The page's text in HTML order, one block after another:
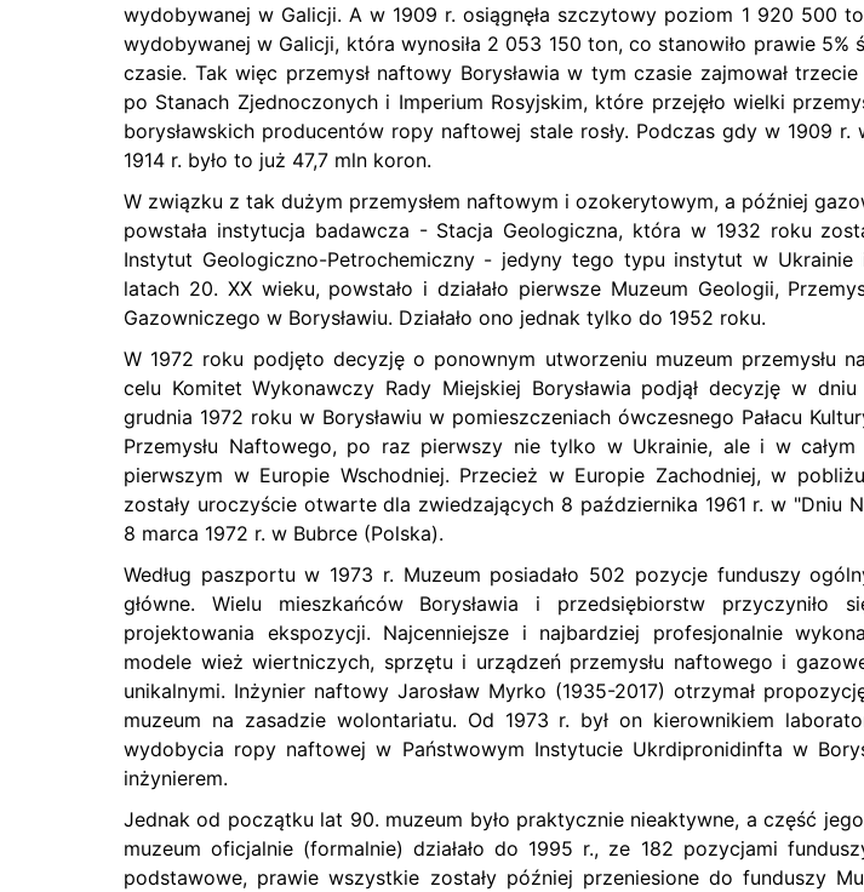
wydobywanej w Galicji. A w 1909 r. osiągnęła szczytowy poziom 1 920 500
wydobywanej w Galicji, która wynosiła 2 053 150 ton, co stanowiło prawie
czasie. Tak więc przemysł naftowy Borysławia w tym czasie zajmował
po Stanach Zjednoczonych i Imperium Rosyjskim, które przejęło wielki
borysławskich producentów ropy naftowej stale rosły. Podczas gdy w 1909 r.
1914 r. było to już 47,7 mln koron.
W związku z tak dużym przemysłem naftowym i ozokerytowym, a później
powstała instytucja badawcza - Stacja Geologiczna, która w 1932 roku
Instytut Geologiczno-Petrochemiczny - jedyny tego typu instytut w
latach 20. XX wieku, powstało i działało pierwsze Muzeum Geologii,
Gazowniczego w Borysławiu. Działało ono jednak tylko do 1952 roku.
W 1972 roku podjęto decyzję o ponownym utworzeniu muzeum przemysłu
celu Komitet Wykonawczy Rady Miejskiej Borysławia podjął decyzję w
grudnia 1972 roku w Borysławiu w pomieszczeniach ówczesnego Pałacu
Przemysłu Naftowego, po raz pierwszy nie tylko w Ukrainie, ale i w całym
pierwszym w Europie Wschodniej. Przecież w Europie Zachodniej, w
zostały uroczyście otwarte dla zwiedzających 8 października 1961 r. w "Dniu
8 marca 1972 r. w Bubrce (Polska).
Według paszportu w 1973 r. Muzeum posiadało 502 pozycje funduszy
główne. Wielu mieszkańców Borysławia i przedsiębiorstw przyczyniło
projektowania ekspozycji. Najcenniejsze i najbardziej profesjonalnie
modele wież wiertniczych, sprzętu i urządzeń przemysłu naftowego i
unikalnymi. Inżynier naftowy Jarosław Myrko (1935-2017) otrzymał
muzeum na zasadzie wolontariatu. Od 1973 r. był on kierownikiem
wydobycia ropy naftowej w Państwowym Instytucie Ukrdipronidinfta w
inżynierem.
Jednak od początku lat 90. muzeum było praktycznie nieaktywne, a część
muzeum oficjalnie (formalnie) działało do 1995 r., ze 182 pozycjami
podstawowe, prawie wszystkie zostały później przeniesione do funduszy